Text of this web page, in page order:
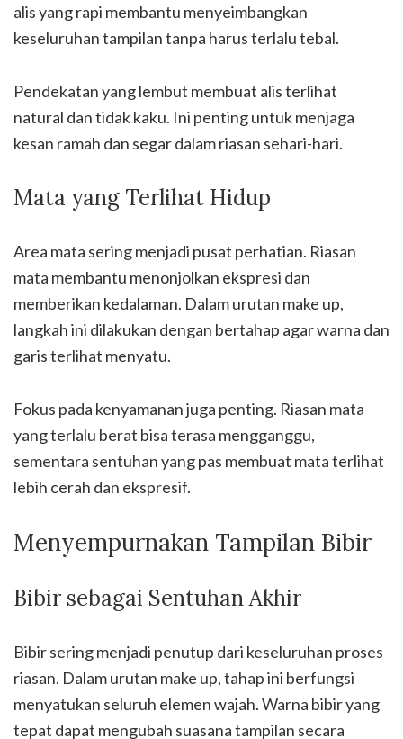
alis yang rapi membantu menyeimbangkan
keseluruhan tampilan tanpa harus terlalu tebal.
Pendekatan yang lembut membuat alis terlihat
natural dan tidak kaku. Ini penting untuk menjaga
kesan ramah dan segar dalam riasan sehari-hari.
Mata yang Terlihat Hidup
Area mata sering menjadi pusat perhatian. Riasan
mata membantu menonjolkan ekspresi dan
memberikan kedalaman. Dalam urutan make up,
langkah ini dilakukan dengan bertahap agar warna dan
garis terlihat menyatu.
Fokus pada kenyamanan juga penting. Riasan mata
yang terlalu berat bisa terasa mengganggu,
sementara sentuhan yang pas membuat mata terlihat
lebih cerah dan ekspresif.
Menyempurnakan Tampilan Bibir
Bibir sebagai Sentuhan Akhir
Bibir sering menjadi penutup dari keseluruhan proses
riasan. Dalam urutan make up, tahap ini berfungsi
menyatukan seluruh elemen wajah. Warna bibir yang
tepat dapat mengubah suasana tampilan secara